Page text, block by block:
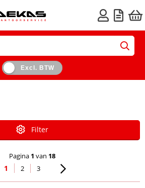
Excl. BTW
Filter
Pagina 1 van 18
1 2 3